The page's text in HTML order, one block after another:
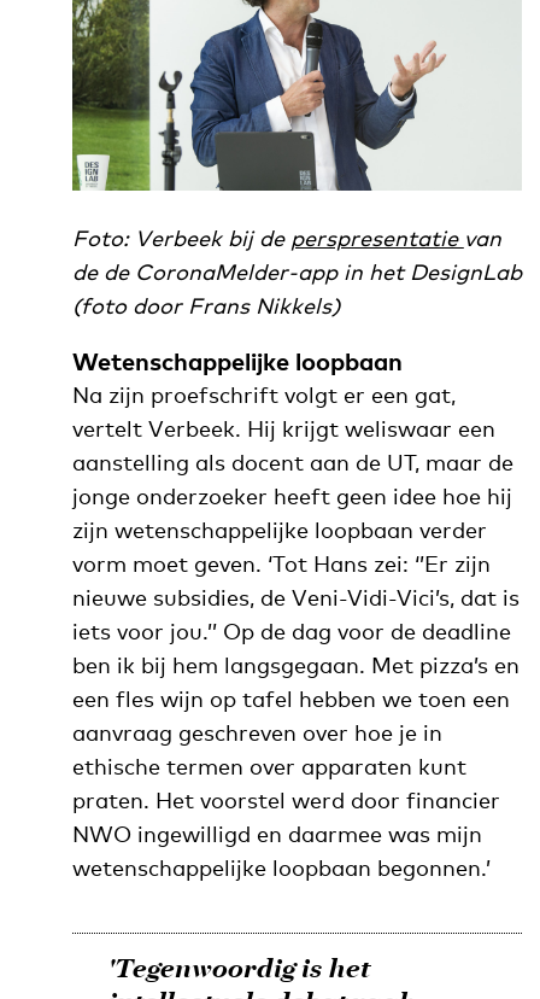
Foto: Verbeek bij de perspresentatie van
de de CoronaMelder-app in het DesignLab
(foto door Frans Nikkels)
Wetenschappelijke loopbaan
Na zijn proefschrift volgt er een gat,
vertelt Verbeek. Hij krijgt weliswaar een
aanstelling als docent aan de UT, maar de
jonge onderzoeker heeft geen idee hoe hij
zijn wetenschappelijke loopbaan verder
vorm moet geven. ‘Tot Hans zei: ‘’Er zijn
nieuwe subsidies, de Veni-Vidi-Vici’s, dat is
iets voor jou.’’ Op de dag voor de deadline
ben ik bij hem langsgegaan. Met pizza’s en
een fles wijn op tafel hebben we toen een
aanvraag geschreven over hoe je in
ethische termen over apparaten kunt
praten. Het voorstel werd door financier
NWO ingewilligd en daarmee was mijn
wetenschappelijke loopbaan begonnen.’
'Tegenwoordig is het